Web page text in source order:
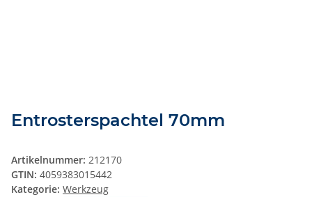
Entrosterspachtel 70mm
Artikelnummer: 212170
GTIN: 4059383015442
Kategorie: Werkzeug